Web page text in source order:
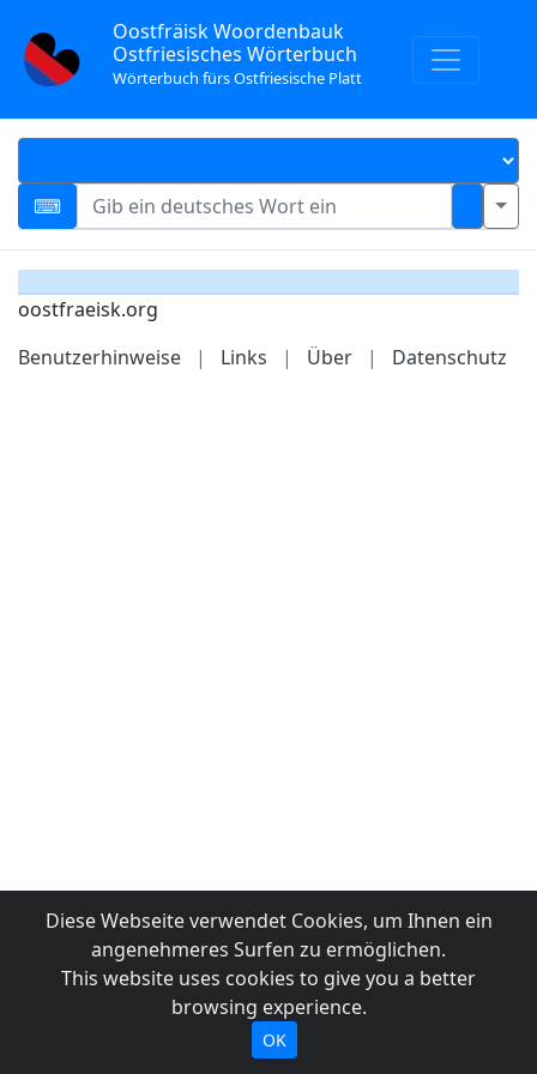
Oostfräisk Woordenbauk
Ostfriesisches Wörterbuch
Wörterbuch fürs Ostfriesische Platt
oostfraeisk.org
Benutzerhinweise
| Links | Über | Datenschutz
Diese Webseite verwendet Cookies, um Ihnen ein
angenehmeres Surfen zu ermöglichen.
This website uses cookies to give you a better
browsing experience.
OK